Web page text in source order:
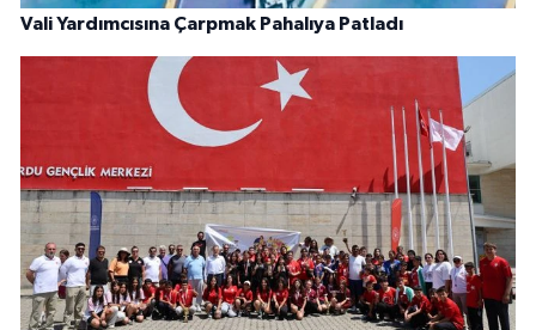
Vali Yardımcısına Çarpmak Pahalıya Patladı